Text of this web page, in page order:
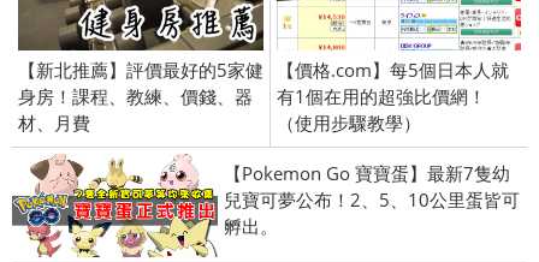
【新北推薦】評價最好的5家健
身房！課程、教練、價錢、器
材、月費
【價格.com】每5個日本人就
有1個在用的超強比價網！
（使用步驟教學）
【Pokemon Go 寶寶蛋】最新7隻幼
兒寶可夢公布！2、5、10公里蛋皆可
孵出。